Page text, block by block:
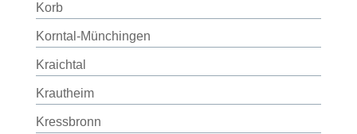
Korb
Korntal-Münchingen
Kraichtal
Krautheim
Kressbronn